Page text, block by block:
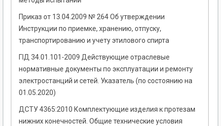
Приказ от 13.04.2009 № 264 Об утверждении
Инструкции по приемке, хранению, отпуску,
транспортированию и учету этилового спирта
ГІД 34.01.101-2009 Действующие отраслевые
нормативные документы по эксплуатации и ремонту
электростанций и сетей. Указатель (по состоянию на
01.05.2020)
ДСТУ 4365:2010 Комплектующие изделия к протезам
нижних конечностей. Общие технические условия